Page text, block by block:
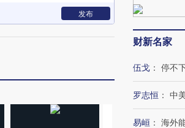
发布
财新名家
伍戈 ： 停不
罗志恒 ： 中
易峘 ： 海外